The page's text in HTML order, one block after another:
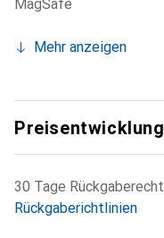
MagSafe
Mehr anzeigen
Preisentwicklung
30 Tage Rückgaberecht
Rückgaberichtlinien